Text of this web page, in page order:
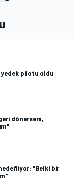
yedek pilotu oldu
dönersem,
"Belki bir